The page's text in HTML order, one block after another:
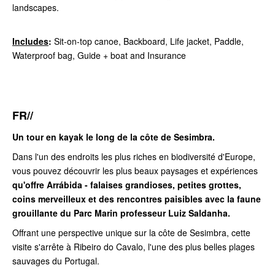
landscapes.
Includes: Sit-on-top canoe, Backboard, Life jacket, Paddle,
Waterproof bag, Guide + boat and Insurance
FR//
Un tour en kayak le long de la côte de Sesimbra.
Dans l'un des endroits les plus riches en biodiversité d'Europe,
vous pouvez découvrir les plus beaux paysages et expériences
qu'offre Arrábida - falaises grandioses, petites grottes,
coins merveilleux et des rencontres paisibles avec la faune
grouillante du Parc Marin professeur Luiz Saldanha.
Offrant une perspective unique sur la côte de Sesimbra, cette
visite s'arrête à Ribeiro do Cavalo, l'une des plus belles plages
sauvages du Portugal.